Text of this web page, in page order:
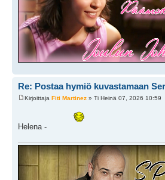
Re: Postaa hymiö kuvastamaan
Kirjoittaja Fiti Martinez » Ti Heinä 07, 2026 10:59
Helena -